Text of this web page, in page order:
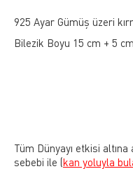
925 Ayar Gümüş üzeri
Bilezik Boyu 15 cm + 5
Tüm Dünyayı etkisi
sebebi ile (kan yoluyla